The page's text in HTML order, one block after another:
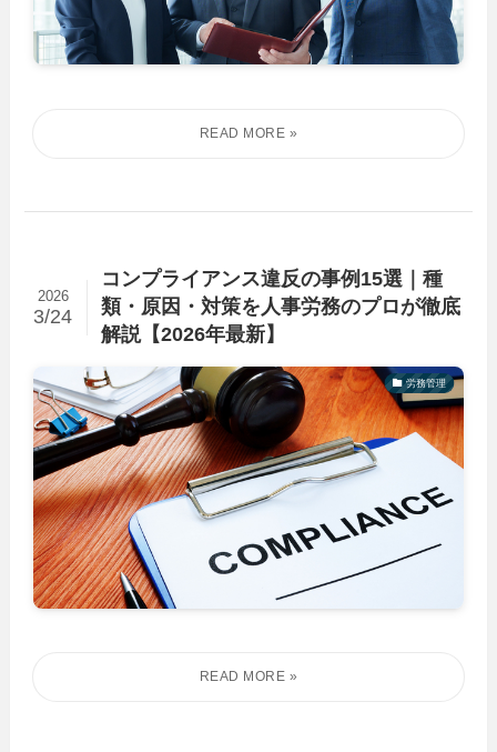
コンプライアンス違反の事例15選｜種
類・原因・対策を人事労務のプロが徹底
解説【2026年最新】
2026
3/24
労務管理